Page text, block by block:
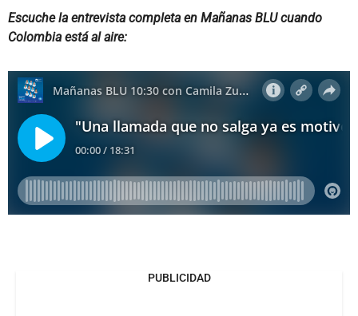
Escuche la entrevista completa en Mañanas BLU cuando
Colombia está al aire:
PUBLICIDAD